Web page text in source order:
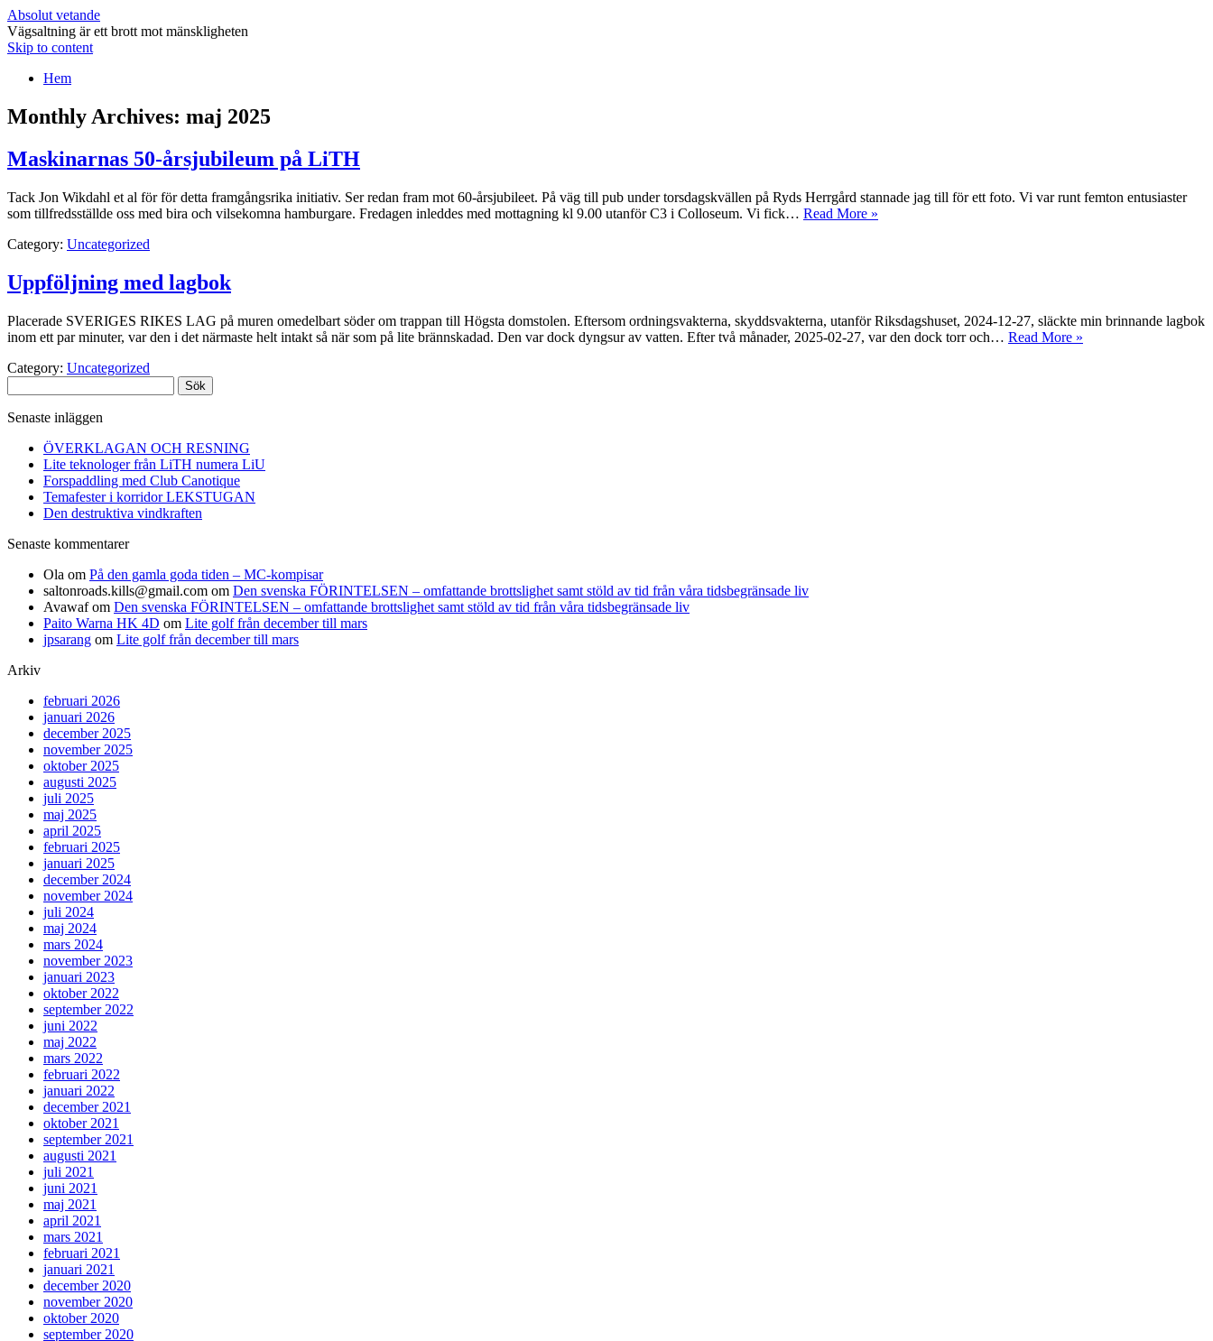
Absolut vetande
Vägsaltning är ett brott mot mänskligheten
Skip to content
Hem
Monthly Archives: maj 2025
Maskinarnas 50-årsjubileum på LiTH
Tack Jon Wikdahl et al för för detta framgångsrika initiativ. Ser redan fram mot 60-årsjubileet. På väg till pub under torsdagskvällen på Ryds Herrgård stannade jag till för ett foto. Vi var runt femton entusiaster
som tillfredsställde oss med bira och vilsekomna hamburgare. Fredagen inleddes med mottagning kl 9.00 utanför C3 i Colloseum. Vi fick… Read More »
Category: Uncategorized
Uppföljning med lagbok
Placerade SVERIGES RIKES LAG på muren omedelbart söder om trappan till Högsta domstolen. Eftersom ordningsvakterna, skyddsvakterna, utanför Riksdagshuset, 2024-12-27, släckte min brinnande lagbok
inom ett par minuter, var den i det närmaste helt intakt så när som på lite brännskadad. Den var dock dyngsur av vatten. Efter två månader, 2025-02-27, var den dock torr och… Read More »
Category: Uncategorized
efter:
Senaste inläggen
ÖVERKLAGAN OCH RESNING
Lite teknologer från LiTH numera LiU
Forspaddling med Club Canotique
Temafester i korridor LEKSTUGAN
Den destruktiva vindkraften
Senaste kommentarer
Ola om På den gamla goda tiden – MC-kompisar
saltonroads.kills@gmail.com om Den svenska FÖRINTELSEN – omfattande brottslighet samt stöld av tid från våra tidsbegränsade liv
Avawafom Den svenska FÖRINTELSEN – omfattande brottslighet samt stöld av tid från våra tidsbegränsade liv
Paito Warna HK 4D om Lite golf från december till mars
jpsarang om Lite golf från december till mars
Arkiv
februari 2026
januari 2026
december 2025
november 2025
oktober 2025
augusti 2025
juli 2025
maj 2025
april 2025
februari 2025
januari 2025
december 2024
november 2024
juli 2024
maj 2024
mars 2024
november 2023
januari 2023
oktober 2022
september 2022
juni 2022
maj 2022
mars 2022
februari 2022
januari 2022
december 2021
oktober 2021
september 2021
augusti 2021
juli 2021
juni 2021
maj 2021
april 2021
mars 2021
februari 2021
januari 2021
december 2020
november 2020
oktober 2020
september 2020